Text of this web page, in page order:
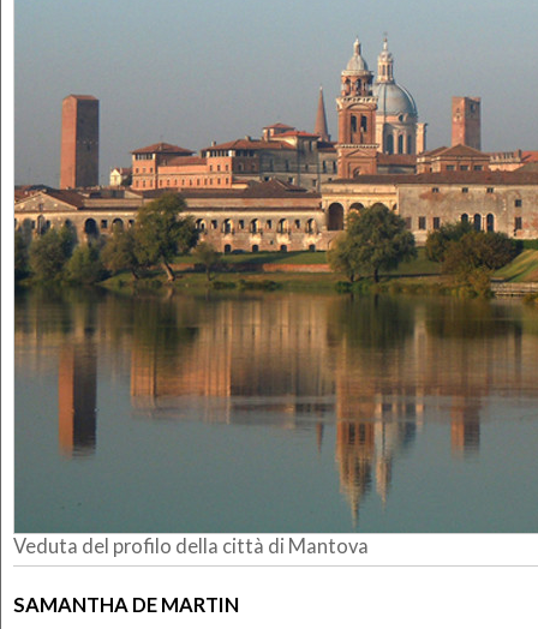
Veduta del profilo della città di Mantova
SAMANTHA DE MARTIN